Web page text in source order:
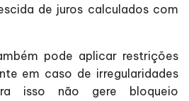
de juros calculados com
pode aplicar restrições
em caso de irregularidades
isso não gere bloqueio